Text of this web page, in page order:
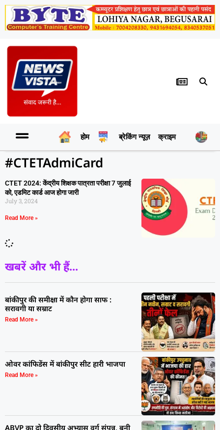
होम ब्रेकिंग न्यूज़ क्राइम
#CTETAdmiCard
CTET 2024: केंद्रीय शिक्षक पात्रता परीक्षा 7 जुलाई
को, एडमिट कार्ड आज होगा जारी
July 3, 2024
Read More »
खबरें और भी हैं...
बांकीपुर की समीक्षा में कौन होगा साफ :
सरावगी या सम्राट
Read More »
ओवर कांफिडेंस में बांकीपुर सीट हारी भाजपा
Read More »
ABVP का दो दिवसीय अभ्यास वर्ग संपन्न, बनी